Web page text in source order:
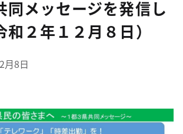
同メッセージを発信し
和２年１２月８日）
月8日